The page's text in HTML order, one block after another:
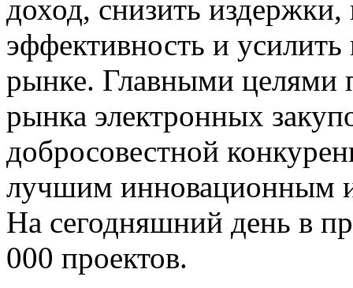
доход, снизить
эффективность и
рынке. Главными целями
рынка электронных
добросовестной
лучшим инновационным
На сегодняшний день в
000 проектов.